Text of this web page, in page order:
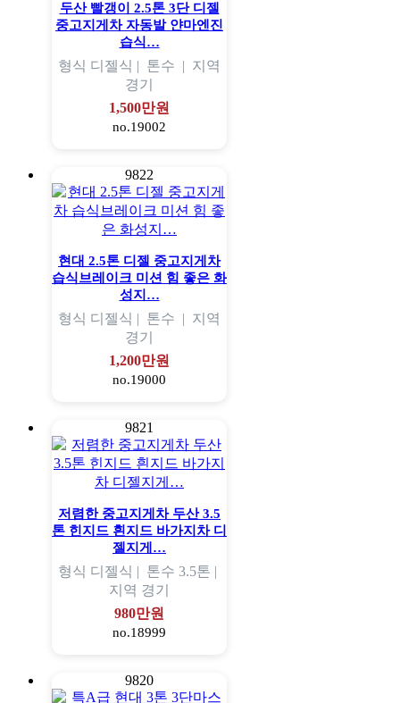
두산 빨갱이 2.5톤 3단 디젤
중고지게차 자동발 얀마엔진
습식…
형식 디젤식 | 톤수 | 지역
경기
1,500만원
no.19002
9822
현대 2.5톤 디젤 중고지게차
습식브레이크 미션 힘 좋은 화
성지…
형식 디젤식 | 톤수 | 지역
경기
1,200만원
no.19000
9821
저렴한 중고지게차 두산 3.5
톤 힌지드 흰지드 바가지차 디
젤지게…
형식 디젤식 | 톤수 3.5톤 |
지역 경기
980만원
no.18999
9820